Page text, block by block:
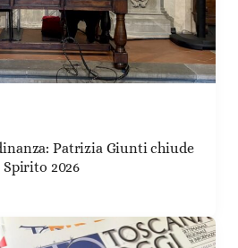
Patrizia Giunti chiude
2026